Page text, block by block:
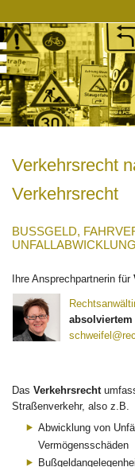
Verkehrsrecht
Verkehrsrecht
BUSSGELD,
NFALLABWICKLUNG
Ihre Ansprechpartnerin für
absolviertem
Das Verkehrsrecht
Straßenverkehr, also z.B.
Abwicklung von
Vermögensschäden